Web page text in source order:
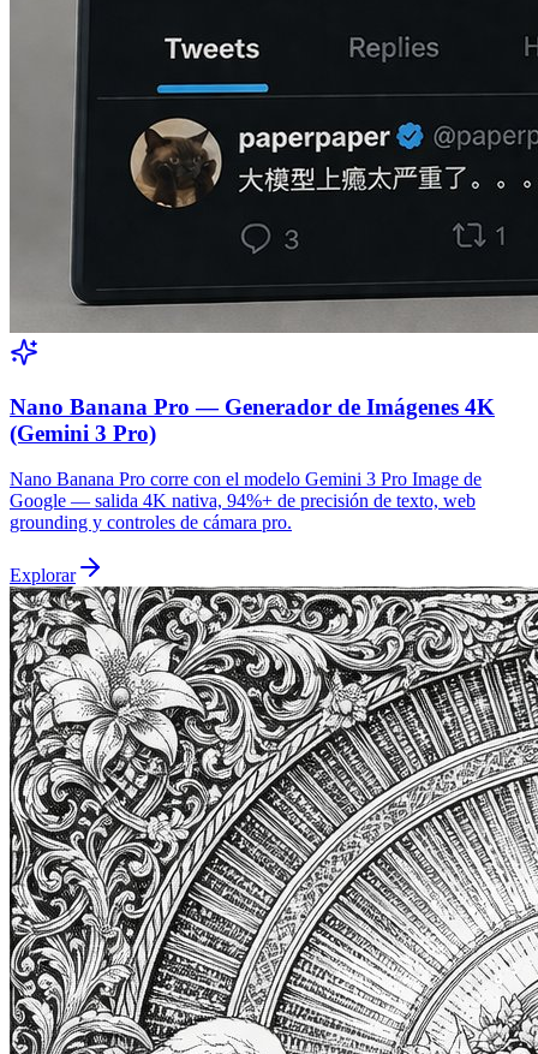
Nano Banana Pro — Generador de Imágenes 4K
(Gemini 3 Pro)
Nano Banana Pro corre con el modelo Gemini 3 Pro Image de
Google — salida 4K nativa, 94%+ de precisión de texto, web
grounding y controles de cámara pro.
Explorar